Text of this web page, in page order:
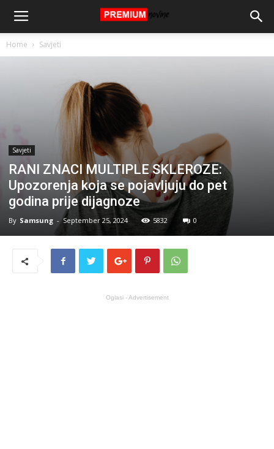
Home Savjeti
Savjeti
RANI ZNACI MULTIPLE SKLEROZE:
Upozorenja koja se pojavljuju do pet
godina prije dijagnoze
By Samsung - September 25, 2024 5832 0
Oglasi - Advertisement